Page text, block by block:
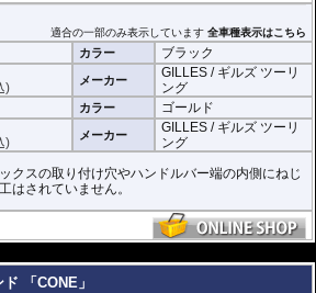
前に必ず寸法図をご確認いただき、商品の形状
種はメーカーで取付の確認がされています。
適合の一部のみ表示しています全車種表示はこちら
カラー ブラック
) メーカー
GILLES / ギルズ ツーリ
ング
カラー ゴールド
) メーカー
GILLES / ギルズ ツーリ
ング
クスの取り付け穴やハンドルバー端の内側にねじ
はされていません。
「CONE」